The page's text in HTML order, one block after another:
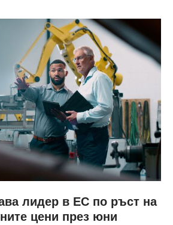
лидер в ЕС по ръст на
цени през юни